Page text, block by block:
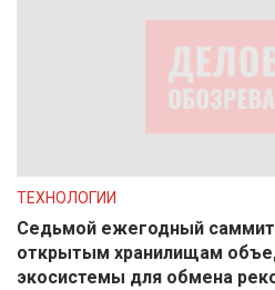
ТЕХНОЛОГИИ
Седьмой ежегодный
открытым хранилищам
экосистемы для обмена